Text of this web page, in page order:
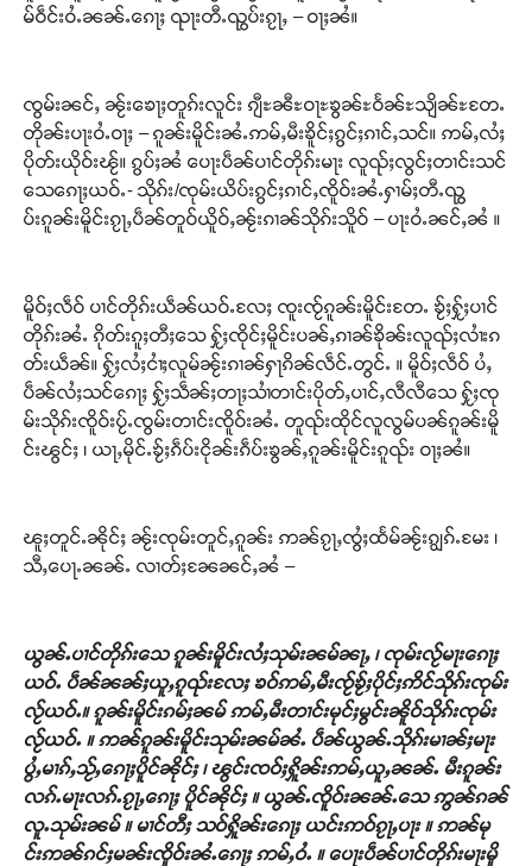
မ်ဝဵင်းဝႆႉၼၼ်ႉၵေႃႈ ၺႃးတီႉၺွပ်းၵႂႃႇ – ဝႃႈၼႆ။
ၸွမ်းၼင်ႇ ၼႂ်းၶေႃႈတူၵ်းလူင်း ၵျီႊၼီႊဝႃႊၶွၼ်ႊဝႅၼ်ႊသျိၼ်ႊတႄႉ
တိုၼ်းပႃးဝႆႉဝႃႈ – ၵူၼ်းမိူင်းၼႆႉဢမ်ႇမီးၶိူင်ႈၵွင်ႈၵၢင်ႇသင်။ ဢမ်ႇလႆႈ
ပိုတ်းယိုဝ်းၽႂ်။ ၵွပ်ႈၼႆ ပေႃးပဵၼ်ပၢင်တိုၵ်းမႃး လူၺ်ႈလွင်ႈတၢင်းသင်
သေၵေႃႈယဝ်ႉ- သိုၵ်း/ၸုမ်းယိပ်းၵွင်ႈၵၢင်ႇၸိူဝ်းၼႆႉႁၢမ်ႈတီႉၺွ
ပ်းၵူၼ်းမိူင်းၵႂႃႇပဵၼ်တူဝ်ယိူဝ်ႇၼႂ်းၵၢၼ်သိုၵ်းသိူဝ် – ပႃးဝႆႉၼင်ႇၼႆ ။
မိူဝ်ႈလဵဝ် ပၢင်တိုၵ်းယဵၼ်ယဝ်ႉလႄႈ ၸူးၸႂ်ၵူၼ်းမိူင်းတႄႉ ၶႂ်ႈႁႂ်ႈပၢင်
တိုၵ်းၼႆႉ ၵိုတ်းၵူႈတီႈသေ ႁႂ်ႈၸိုင်ႈမိူင်းပၼ်ႇၵၢၼ်ၶိုၼ်းလူၺ်ႈလၢႆးၵ
တ်းယဵၼ်။ ႁႂ်ႈလႆႈငၢႆႈလူမ်ၼႂ်းၵၢၼ်ႁႃၵိၼ်လဵင်ႉတွင်ႉ ။ မိူဝ်ႈလဵဝ် ပႆႇ
ပဵၼ်လႆႈသင်ၵေႃႈ ႁႂ်ႈသဵၼ်ႈတႃႈသၢႆတၢင်းပိုတ်ႇပၢင်ႇလီလီသေ ႁႂ်ႈၸု
မ်းသိုၵ်းၸိူဝ်းပႂ်ႉၸွမ်းတၢင်းၸိူဝ်းၼႆႉ တူၺ်းထိုင်လူလွမ်ပၼ်ၵူၼ်းမိူ
င်းၽွင်ႈ ၊ ယႃႇမိုင်ႉၶႂ်ႈၵဵပ်းငိုၼ်းၵဵပ်းၶွၼ်ႇၵူၼ်းမိူင်းၵူၺ်း ဝႃႈၼႆ။
ၽူႈတူင်ႉၼိုင်ႈ ၼႂ်းၸုမ်းတူင်ႇၵူၼ်း ဢၼ်ၵႂႃႇၸွႆႈထႅမ်ၼႂ်းၵျွၵ်ႉမႄး ၊
သီႇပေႃႉၼၼ်ႉ လၢတ်ႈၼႄၼင်ႇၼႆ –
ယွၼ်ႉပၢင်တိုၵ်းသေ ၵူၼ်းမိူင်းလႆႈသုမ်းၼမ်ၼႃႇ ၊ ၸုမ်းလႂ်မႃးၵေႃႈ
ယဝ်ႉ ပဵၼ်ၼၼ်ႈယူႇၵူၺ်းလႄႈ ၶဝ်ဢမ်ႇမီးၸႂ်ၶႂ်ႈပိုင်ႈဢိင်သိုၵ်းၸုမ်း
လႂ်ယဝ်ႉ။ ၵူၼ်းမိူင်းၵမ်ႈၼမ် ဢမ်ႇမီးတၢင်းမုင်ႈမွင်းၼိူဝ်သိုၵ်းၸုမ်း
လႂ်ယဝ်ႉ ။ ဢၼ်ၵူၼ်းမိူင်းသုမ်းၼမ်ၼႆႉ ပဵၼ်ယွၼ်ႉသိုၵ်းမၢၼ်ႈမႃး
ပွႆႇမၢၵ်ႇသႂ်ႇၵေႃႈပိူင်ၼိုင်ႈ ၊ ၽွင်းၸဝ်ႈႁိူၼ်းဢမ်ႇယူႇၼၼ်ႉ မီးၵူၼ်း
လၵ်ႉမႃးလၵ်ႉၵႂႃႇၵေႃႈ ပိူင်ၼိုင်ႈ ။ ယွၼ်ႉၸိူဝ်းၼၼ်ႉသေ ဢွၼ်ၵၼ်
လူႉသုမ်းၼမ် ။ မၢင်တီႈ သဝ်ႁိူၼ်းၵေႃႈ ယင်းဢဝ်ၵႂႃႇပႃး ။ ဢၼ်မု
င်းဢၼ်ၵင်ႈမၼ်းၸိူဝ်းၼႆႉၵေႃႈ ဢမ်ႇဝႆႉ ။ ပေႃးပဵၼ်ပၢင်တိုၵ်းမႃးမိူ